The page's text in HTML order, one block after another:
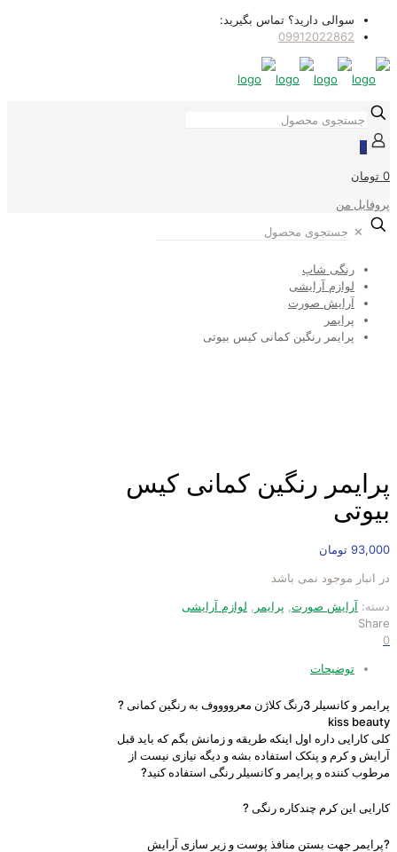
سوالی دارید؟ تماس بگیرید:
09912022862
0
0 تومان
پروفایل من
✕
رنگی شاپ
لوازم آرایشی
آرایش صورت
پرایمر
پرایمر رنگین کمانی کیس بیوتی
پرایمر رنگین کمانی کیس
بیوتی
93,000 تومان
در انبار موجود نمی باشد
دسته: آرایش صورت پرایمر
لوازم آرایشی
Share
0
توضیحات
پرایمر و کانسیلر 3رنگ کلاژن معرووووف به رنگین کمانی ?
kiss beauty
کلی کارایی داره اول اینکه طريقه و زمانش بگم که باید قبل
آرایش و کرم و پنکک استفاده بشه و دیگه نیازی نیست از
مرطوب کننده و پرایمر و کانسیلر رنگی استفاده کنید?
کارایی این کرم چندکاره رنگی ?
?پرایمر جهت بستن منافذ پوست و زیر سازی آرایش